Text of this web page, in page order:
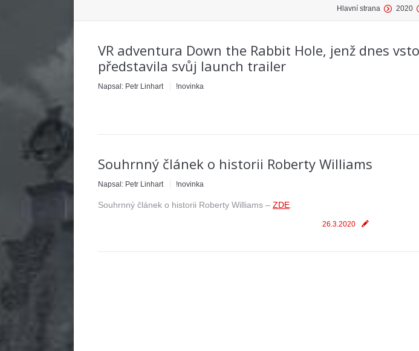
Hlavní strana 2020
VR adventura Down the Rabbit Hole, jenž dnes
představila svůj launch trailer
Napsal: Petr Linhart !novinka
Souhrnný článek o historii Roberty Williams
Napsal: Petr Linhart !novinka
Souhrnný článek o historii Roberty Williams – ZDE
26.3.2020